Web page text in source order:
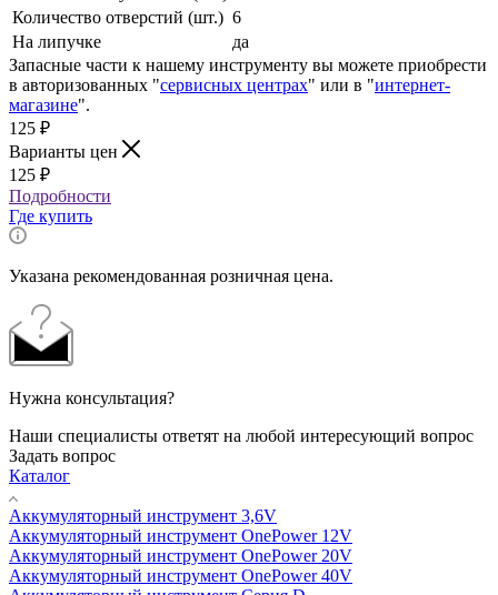
Количество отверстий (шт.) 6
На липучке
да
Запасные части к нашему инструменту вы можете приобрести
в авторизованных "сервисных центрах" или в "интернет-
магазине".
125 ₽
Варианты цен
125 ₽
Подробности
Где купить
Указана рекомендованная розничная цена.
Нужна консультация?
Наши специалисты ответят на любой интересующий вопрос
Задать вопрос
Каталог
Аккумуляторный инструмент 3,6V
Аккумуляторный инструмент OnePower 12V
Аккумуляторный инструмент OnePower 20V
Аккумуляторный инструмент OnePower 40V